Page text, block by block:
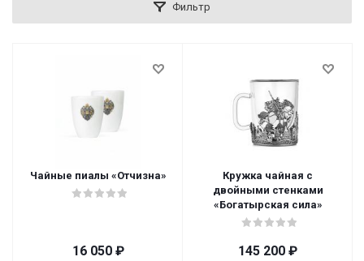
Фильтр
Чайные пиалы «Отчизна»
16 050₽
Кружка чайная с
двойными стенками
«Богатырская сила»
145 200 ₽